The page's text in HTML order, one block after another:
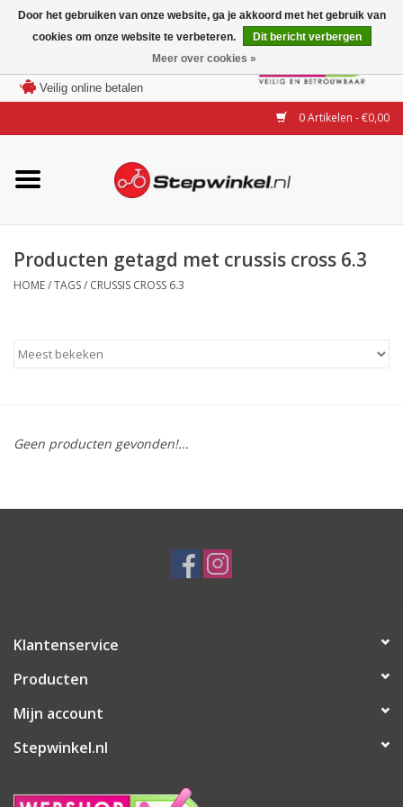
Veilig online betalen
0 Artikelen - €0,00
Merken
Modellen
Accessoires
Steps huren of uitproberen
Producten getagd met crussis cross 6.3
HOME/TAGS/ CRUSSIS CROSS 6.3
Geen producten gevonden!...
Klantenservice
Producten
Mijn account
Stepwinkel.nl
Door het gebruiken van onze website, ga je akkoord met het gebruik van
cookies om onze website te verbeteren.
Dit bericht verbergen
Meer over cookies »